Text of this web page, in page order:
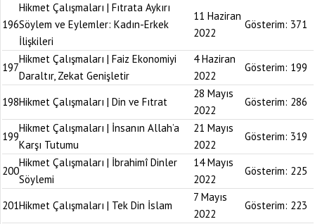
196
Hikmet Çalışmaları | Fıtrata Aykırı
Söylem ve Eylemler: Kadın-Erkek
İlişkileri
11 Haziran
2022
Gösterim: 371
197
Hikmet Çalışmaları | Faiz Ekonomiyi
Daraltır, Zekat Genişletir
4 Haziran
2022
Gösterim: 199
198Hikmet Çalışmaları | Din ve Fıtrat
28 Mayıs
2022
Gösterim: 286
199
Hikmet Çalışmaları | İnsanın Allah’a
Karşı Tutumu
21 Mayıs
2022
Gösterim: 319
200
Hikmet Çalışmaları | İbrahimî Dinler
Söylemi
14 Mayıs
2022
Gösterim: 225
201Hikmet Çalışmaları | Tek Din İslam
7 Mayıs
2022
Gösterim: 223